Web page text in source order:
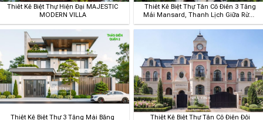
Thiết Kế Biệt Thự Hiện Đại MAJESTIC
MODERN VILLA
Thiết Kế Biệt Thự Tân Cổ Điển 3 Tầng
Mái Mansard, Thanh Lịch Giữa Rừng
Thông – Chessington Villa BT295
Thiết Kế Biệt Thự 3 Tầng Mái Bằng
Thiết Kế Biệt Thự Tân Cổ Điển Đối